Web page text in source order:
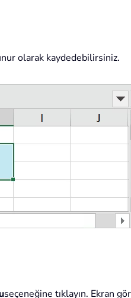
olarak kaydedebilirsiniz.
seçeneğine tıklayın. Ekran